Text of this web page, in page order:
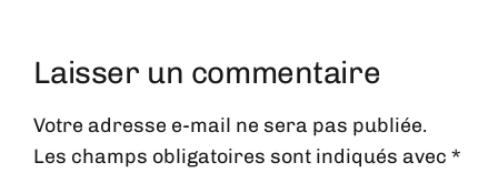
Laisser un commentaire
Votre adresse e-mail ne sera pas publiée.
Les champs obligatoires sont indiqués avec*